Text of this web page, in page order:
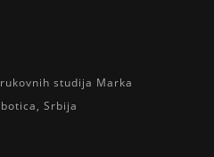
studija Marka
Srbija